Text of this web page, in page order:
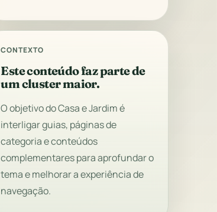
CONTEXTO
Este conteúdo faz parte de
um cluster maior.
O objetivo do Casa e Jardim é
interligar guias, páginas de
categoria e conteúdos
complementares para aprofundar o
tema e melhorar a experiência de
navegação.